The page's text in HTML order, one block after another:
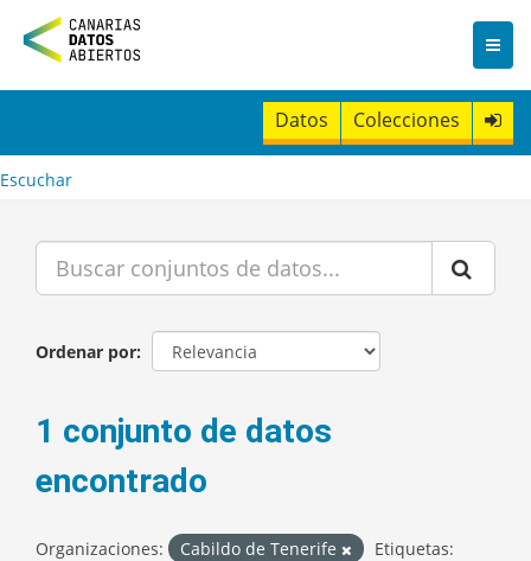
n
t
Datos Colecciones
Escuchar
Ordenar por
1 conjunto de datos
encontrado
Organizaciones: Cabildo de Tenerife
Etiquetas: